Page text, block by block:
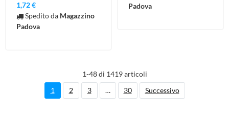
1,72 €
Spedito da Magazzino
Padova
Padova
1-48 di 1419 articoli
1
2 3 … 30 Successivo